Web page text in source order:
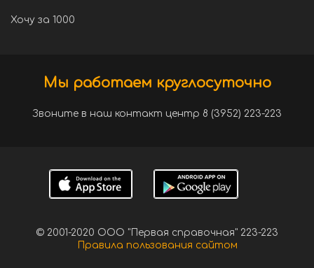
Хочу за 1000
Мы работаем круглосуточно
Звоните в наш контакт центр 8 (3952) 223-223
© 2001-2020 ООО "Первая справочная" 223-223
Правила пользования сайтом